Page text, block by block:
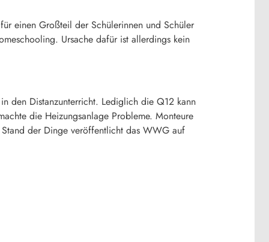
einen Großteil der Schülerinnen und Schüler
Ursache dafür ist allerdings kein
den Distanzunterricht. Lediglich die Q12 kann
die Heizungsanlage Probleme. Monteure
der Dinge veröffentlicht das WWG auf